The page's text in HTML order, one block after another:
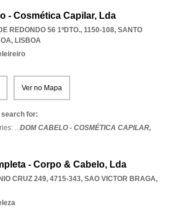
- Cosmética Capilar, Lda
REDONDO 56 1ºDTO., 1150-108, SANTO
, LISBOA
Ver no Mapa
search for:
...DOM CABELO - COSMÉTICA CAPILAR,
- Corpo & Cabelo, Lda
CRUZ 249, 4715-343, SAO VICTOR BRAGA,